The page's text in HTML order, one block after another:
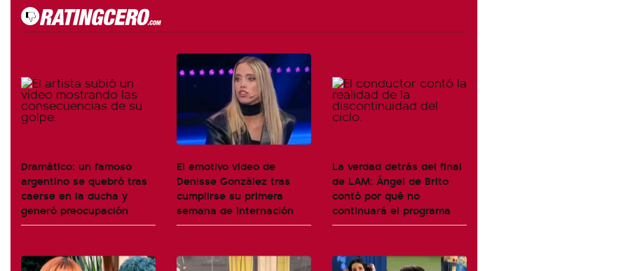
Dramático: un famoso
argentino se quebró tras
caerse en la ducha y
generó preocupación
El emotivo video de
Denisse González tras
cumplirse su primera
semana de internación
La verdad detrás del final
de LAM: Ángel de Brito
contó por qué no
continuará el programa